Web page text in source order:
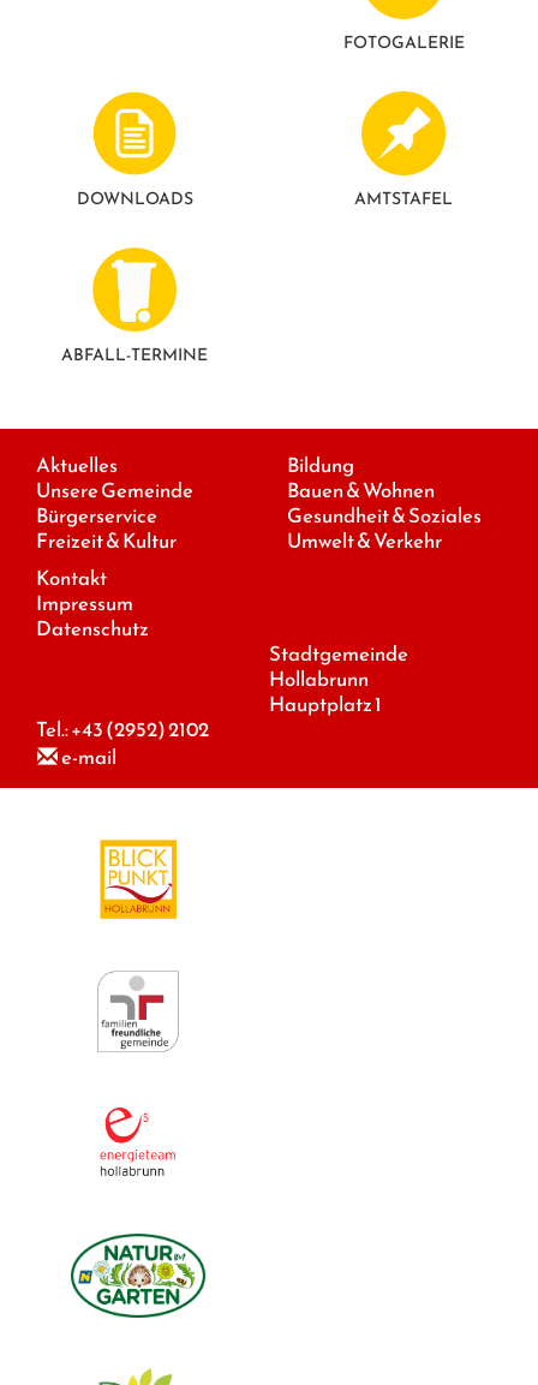
FOTO­GALERIE
DOWNLOADS AMTSTAFEL
ABFALL-TERMINE
Aktuelles
Unsere Gemeinde
Bürgerservice
Freizeit & Kultur
Bildung
Bauen & Wohnen
Gesundheit & Soziales
Umwelt & Verkehr
Kontakt
Impressum
Datenschutz
Stadtgemeinde
Hollabrunn
Hauptplatz 1
Tel.:+43 (2952) 2102
e-mail